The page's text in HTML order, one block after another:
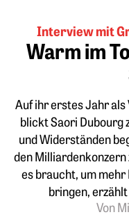
Interview mit
Warm im
Auf ihr erstes Jahr
blickt Saori Dubourg
und Widerständen
den
es braucht, um mehr
bringen,
Von